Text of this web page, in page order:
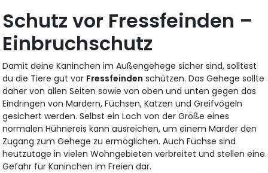
Schutz vor Fressfeinden –
Einbruchschutz
Damit deine Kaninchen im Außengehege sicher sind, solltest
du die Tiere gut vor Fressfeinden schützen. Das Gehege sollte
daher von allen Seiten sowie von oben und unten gegen das
Eindringen von Mardern, Füchsen, Katzen und Greifvögeln
gesichert werden. Selbst ein Loch von der Größe eines
normalen Hühnereis kann ausreichen, um einem Marder den
Zugang zum Gehege zu ermöglichen. Auch Füchse sind
heutzutage in vielen Wohngebieten verbreitet und stellen eine
Gefahr für Kaninchen im Freien dar.